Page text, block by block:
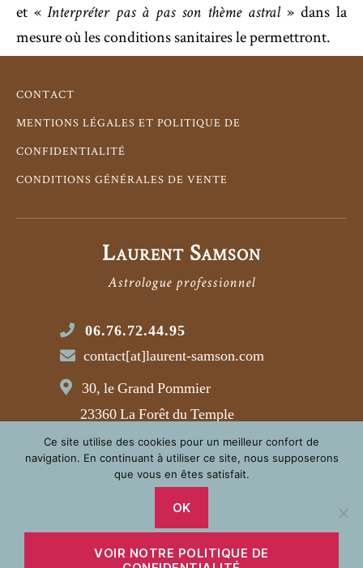
et «Interpréter pas à pas son thème astral» dans la
mesure où les conditions sanitaires le permettront.
CONTACT
MENTIONS LÉGALES ET POLITIQUE DE
CONFIDENTIALITÉ
CONDITIONS GÉNÉRALES DE VENTE
Laurent Samson
Astrologue professionnel
06.76.72.44.95
contact[at]laurent-samson.com
30, le Grand Pommier
23360 La Forêt du Temple
© 2021 LAURENT SAMSON
AM-WEBMASTER.COM
Ce site utilise des cookies pour un meilleur confort de
navigation. En continuant à utiliser ce site, nous supposerons
que vous en êtes satisfait.
OK
VOIR NOTRE POLITIQUE DE